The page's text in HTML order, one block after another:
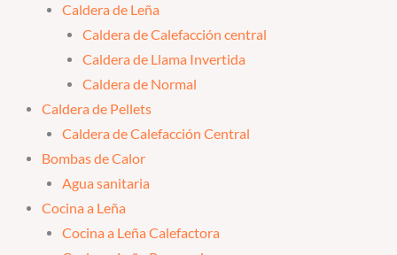
Caldera de Leña
Caldera de Calefacción central
Caldera de Llama Invertida
Caldera de Normal
Caldera de Pellets
Caldera de Calefacción Central
Bombas de Calor
Agua sanitaria
Cocina a Leña
Cocina a Leña Calefactora